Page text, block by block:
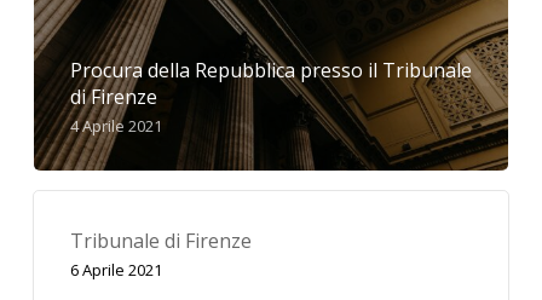
Procura della Repubblica presso il Tribunale
di Firenze
4 Aprile 2021
Tribunale di Firenze
6 Aprile 2021